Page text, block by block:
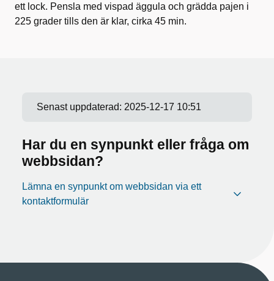
ett lock. Pensla med vispad äggula och grädda pajen i
225 grader tills den är klar, cirka 45 min.
Senast uppdaterad: 2025-12-17 10:51
Har du en synpunkt eller fråga om
webbsidan?
Lämna en synpunkt om webbsidan via ett
kontaktformulär